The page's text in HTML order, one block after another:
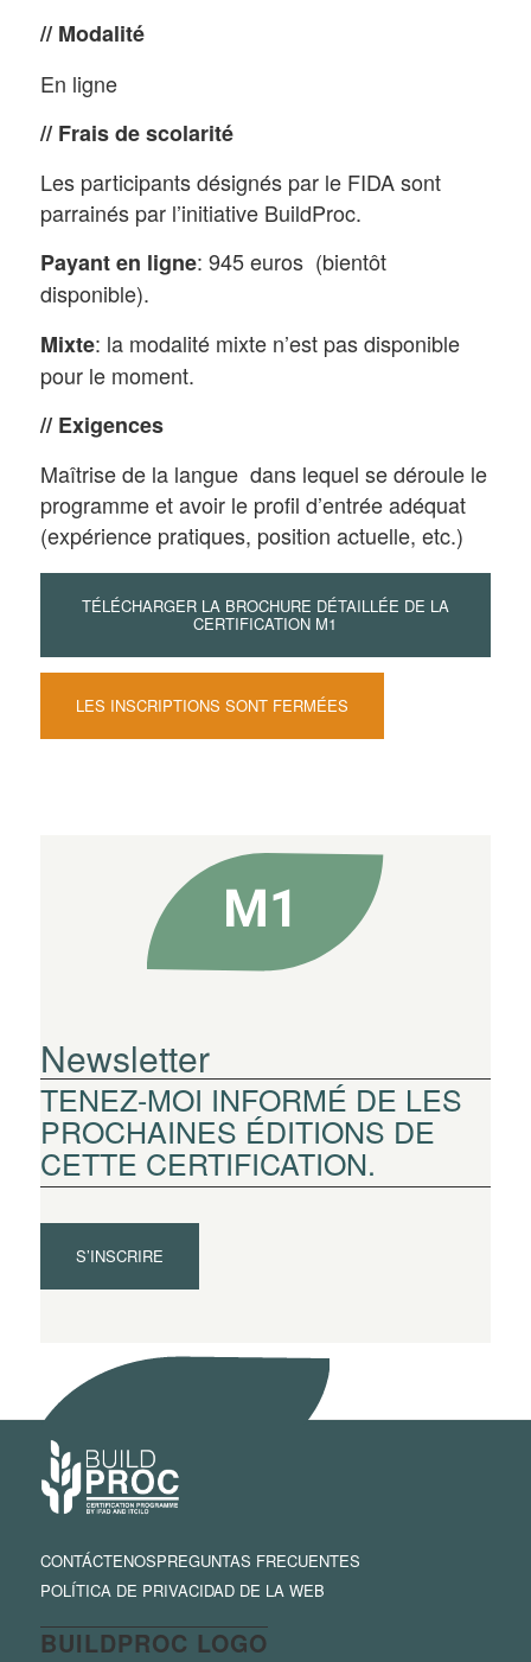
// Modalité
En ligne
// Frais de scolarité
Les participants désignés par le FIDA sont
parrainés par l’initiative BuildProc.
Payant en ligne: 945 euros (bientôt
disponible).
Mixte: la modalité mixte n’est pas disponible
pour le moment.
// Exigences
Maîtrise de la langue dans lequel se déroule le
programme et avoir le profil d’entrée adéquat
(expérience pratiques, position actuelle, etc.)
TÉLÉCHARGER LA BROCHURE DÉTAILLÉE DE LA
CERTIFICATION M1
LES INSCRIPTIONS SONT FERMÉES
Newsletter
TENEZ-MOI INFORMÉ DE LES
PROCHAINES ÉDITIONS DE
CETTE CERTIFICATION.
S’INSCRIRE
CONTÁCTENOSPREGUNTAS FRECUENTES
POLÍTICA DE PRIVACIDAD DE LA WEB
BUILDPROC LOGO